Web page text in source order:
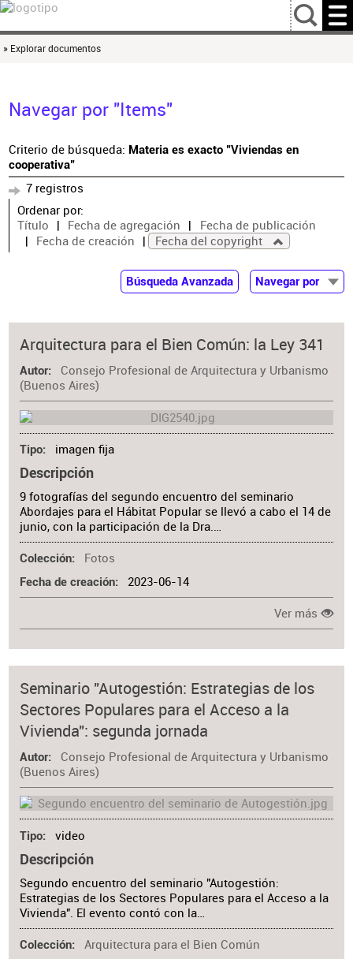
…
» Explorar documentos
Navegar por "Items"
Criterio de búsqueda: Materia es exacto "Viviendas en
cooperativa"
7 registros
Ordenar por:
Título
Fecha de agregación
Fecha de publicación
Fecha de creación
Fecha del copyright
Búsqueda Avanzada
Navegar por
Autor
Colaborador
Materia
Arquitectura para el Bien Común: la Ley 341
Autor
Consejo Profesional de Arquitectura y Urbanismo
(Buenos Aires)
Tipo imagen fija
Descripción
9 fotografías del segundo encuentro del seminario
Abordajes para el Hábitat Popular se llevó a cabo el 14 de
junio, con la participación de la Dra.…
Colección Fotos
Fecha de creación 2023-06-14
Ver más
Seminario "Autogestión: Estrategias de los
Sectores Populares para el Acceso a la
Vivienda": segunda jornada
Autor
Consejo Profesional de Arquitectura y Urbanismo
(Buenos Aires)
Tipo video
Descripción
Segundo encuentro del seminario "Autogestión:
Estrategias de los Sectores Populares para el Acceso a la
Vivienda". El evento contó con la…
Colección Arquitectura para el Bien Común